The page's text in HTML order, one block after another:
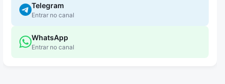
Telegram
Entrar no canal
WhatsApp
Entrar no canal